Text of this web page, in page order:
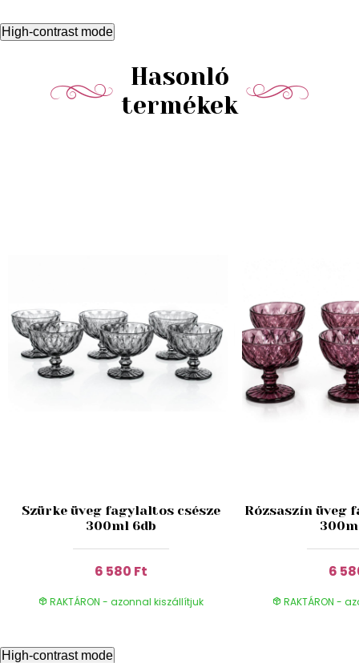
High-contrast mode
Hasonló
termékek
Szürke üveg fagylaltos csésze
300ml 6db
6 580 Ft
RAKTÁRON - azonnal kiszállítjuk
Rózsaszín üveg
6
RAKTÁRON -
High-contrast mode